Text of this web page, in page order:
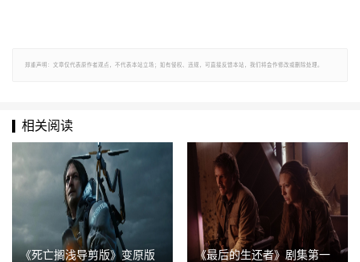
郑重声明：文章仅代表原作者观点，不代表本站立场；如有侵权、违规，可直接反馈本站，我们将会作修改或删除处理。
相关阅读
《死亡搁浅导剪版》变原版
《最后的生还者》剧集第一